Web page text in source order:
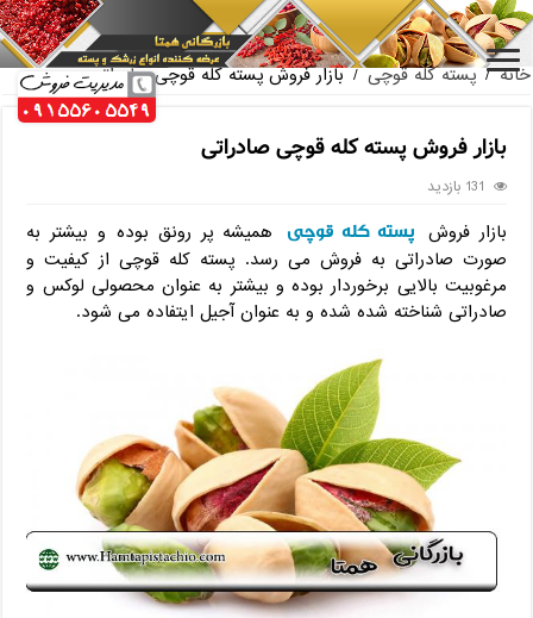
فروش عمده مغز پسته فندقی صادراتی
خانه / پسته کله قوچی / بازار فروش پسته کله قوچی صادراتی
بازار فروش پسته کله قوچی صادراتی
131 بازدید
بازار فروش پسته کله قوچی
همیشه پر رونق بوده و بیشتر به
صورت صادراتی به فروش می رسد. پسته کله قوچی از کیفیت و
مرغوبیت بالایی برخوردار بوده و بیشتر به عنوان محصولی لوکس و
صادراتی شناخته شده شده و به عنوان آجیل ایتفاده می شود.